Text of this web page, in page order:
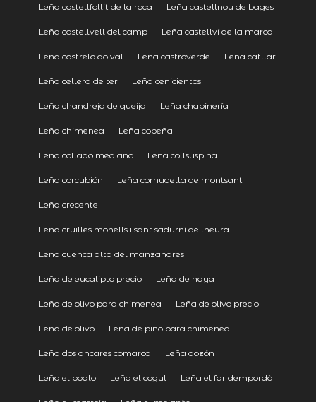
Leña castellfollit de la roca Leña castellnou de bages
Leña castellvell del camp Leña castellví de la marca
Leña castrelo do val Leña castroverde Leña catllar
Leña cellera de ter Leña cenicientos
Leña chandreja de queija Leña chapinería
Leña chimenea Leña cobeña
Leña collado mediano Leña collsuspina
Leña corcubión Leña cornudella de montsant
Leña crecente
Leña cruïlles monells i sant sadurní de lheura
Leña cuenca alta del manzanares
Leña de eucalipto precio Leña de haya
Leña de olivo para chimenea Leña de olivo precio
Leña de olivo Leña de pino para chimenea
Leña dos ancares comarca Leña dozón
Leña el boalo Leña el cogul Leña el far dempordà